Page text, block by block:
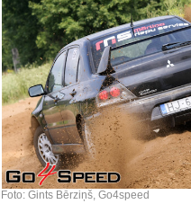
Foto: Gints Bērziņš, Go4speed